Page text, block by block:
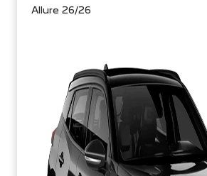
Allure 26/26